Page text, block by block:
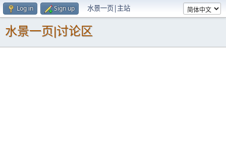
Log in Sign up 水景一页|主站
水景一页|讨论区